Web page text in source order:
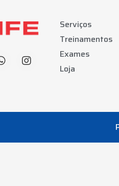
Serviços
Treinamentos
Exames
Loja